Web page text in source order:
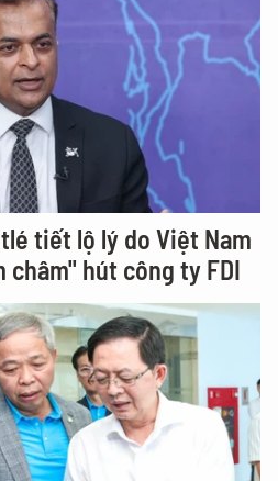
tiết lộ lý do Việt Nam
hút công ty FDI